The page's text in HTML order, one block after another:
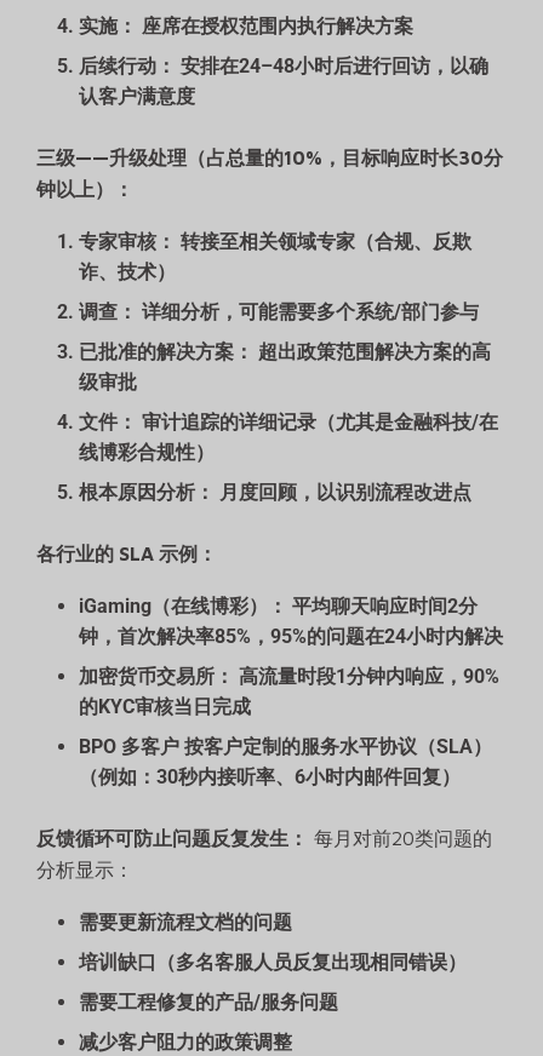
实施： 座席在授权范围内执行解决方案
后续行动： 安排在24–48小时后进行回访，以确
认客户满意度
三级——升级处理（占总量的10%，目标响应时长30分
钟以上）：
专家审核： 转接至相关领域专家（合规、反欺
诈、技术）
调查： 详细分析，可能需要多个系统/部门参与
已批准的解决方案： 超出政策范围解决方案的高
级审批
文件： 审计追踪的详细记录（尤其是金融科技/在
线博彩合规性）
根本原因分析：
月度回顾，以识别流程改进点
各行业的 SLA 示例：
iGaming（在线博彩）： 平均聊天响应时间2分
钟，首次解决率85%，95%的问题在24小时内解决
加密货币交易所： 高流量时段1分钟内响应，90%
的KYC审核当日完成
BPO 多客户 按客户定制的服务水平协议（SLA）
（例如：30秒内接听率、6小时内邮件回复）
反馈循环可防止问题反复发生：
每月对前20类问题的
分析显示：
需要更新流程文档的问题
培训缺口（多名客服人员反复出现相同错误）
需要工程修复的产品/服务问题
减少客户阻力的政策调整